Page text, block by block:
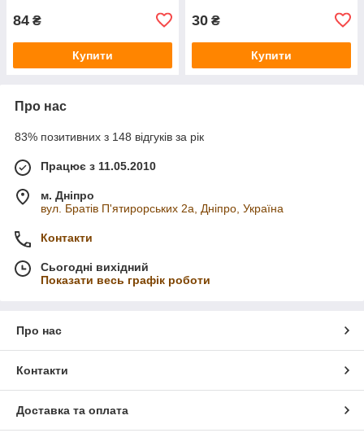
84 ₴
Купити
30 ₴
Купити
Про нас
83% позитивних з 148 відгуків за рік
Працює з 11.05.2010
м. Дніпро
вул. Братів П'ятирорських 2а, Дніпро, Україна
Контакти
Сьогодні вихідний
Показати весь графік роботи
Про нас
Контакти
Доставка та оплата